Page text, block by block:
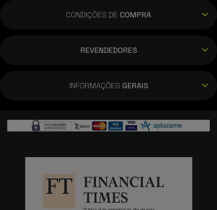
CONDIÇÕES DE COMPRA
REVENDEDORES
INFORMAÇÕES GERAIS